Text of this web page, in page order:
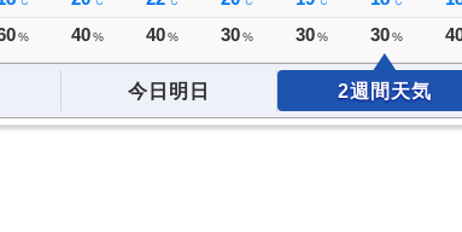
% 40% 40% 30% 30 % 30 %
今日明日 2週間天気